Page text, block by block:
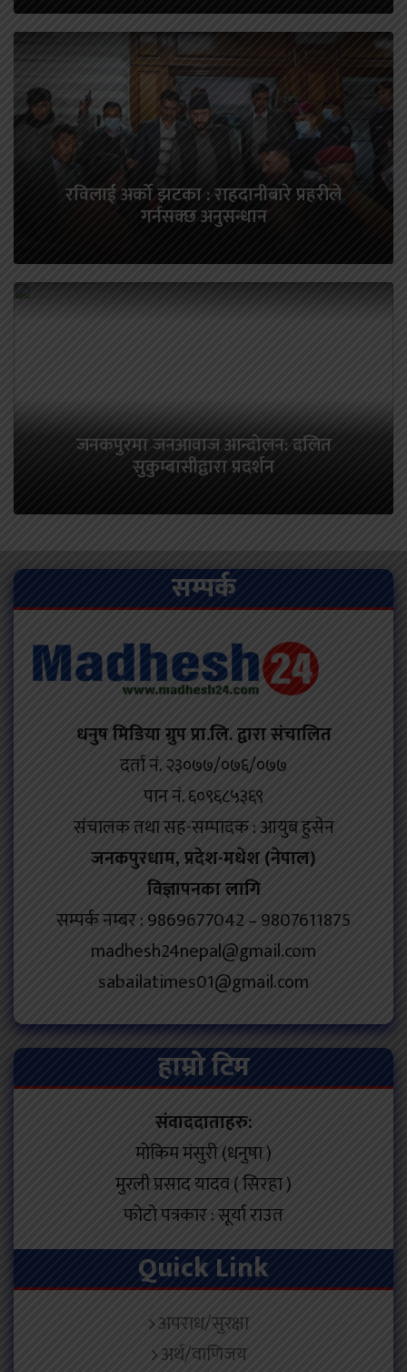
रविलाई अर्को झटका : राहदानीबारे प्रहरीले
गर्नसक्छ अनुसन्धान
जनकपुरमा जनआवाज आन्दोलन: दलित
सुकुम्बासीद्वारा प्रदर्शन
सम्पर्क
धनुष मिडिया ग्रुप प्रा.लि. द्वारा संचालित
दर्ता नं. २३०७७/०७६/०७७
पान नं. ६०९६८५३६९
संचालक तथा सह-सम्पादक : आयुब हुसेन
जनकपुरधाम, प्रदेश-मधेश (नेपाल)
विज्ञापनका लागि
सम्पर्क नम्बर : 9869677042 – 9807611875
madhesh24nepal@gmail.com
sabailatimes01@gmail.com
हाम्रो टिम
संवाददाताहरु:
मोकिम मंसुरी (धनुषा )
मुरली प्रसाद यादव ( सिरहा )
फोटो पत्रकार : सूर्या राउत
Quick Link
अपराध/सुरक्षा
अर्थ/वाणिजय